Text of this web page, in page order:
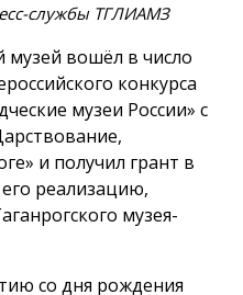
службы ТГЛИАМЗ
музей вошёл в число
конкурса
музеи России» с
и получил грант в
реализацию,
музея-
со дня рождения